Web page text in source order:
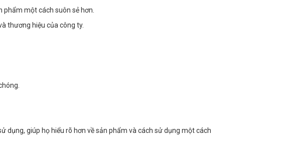
một cách suôn sẻ hơn.
thương hiệu của công ty.
dụng, giúp họ hiểu rõ hơn về sản phẩm và cách sử dụng một cách